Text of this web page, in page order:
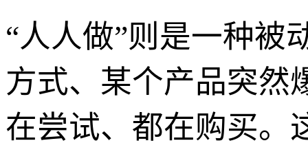
“人人做”则是一种被
方式、某个产品突然
在尝试、都在购买。